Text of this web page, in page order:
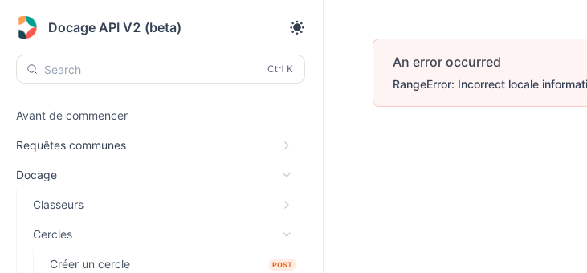
Docage API V2 (beta)
Search
Avant de commencer
Requêtes communes
Docage
Classeurs
Cercles
Créer un cercle POST
An error occurred
RangeError: Incorrect locale